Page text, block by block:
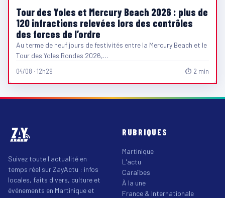
Tour des Yoles et Mercury Beach 2026 : plus de
120 infractions relevées lors des contrôles
des forces de l’ordre
Au terme de neuf jours de festivités entre la Mercury Beach et le
Tour des Yoles Rondes 2026,…
04/08 · 12h29 ⏱ 2 min
Suivez toute l'actualité en
temps réel sur ZayActu : infos
locales, faits divers, culture et
événements en Martinique et
RUBRIQUES
Martinique
L'actu
Caraïbes
À la une
France & Internationale